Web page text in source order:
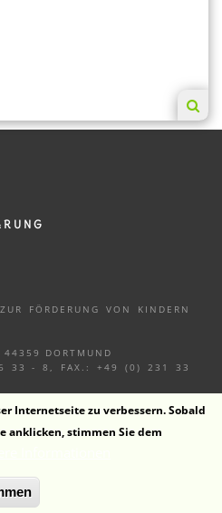
Förderantrag bei ProFiliis
sich für die angenehme
FÖRDERUNG VON KINDERN
DORTMUND
33 - 8, FAX.: +49 (0) 231 33
Internetseite zu verbessern. Sobald
anklicken, stimmen Sie dem